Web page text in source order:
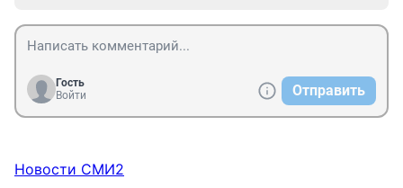
Гость
Войти
Отправить
Новости СМИ2